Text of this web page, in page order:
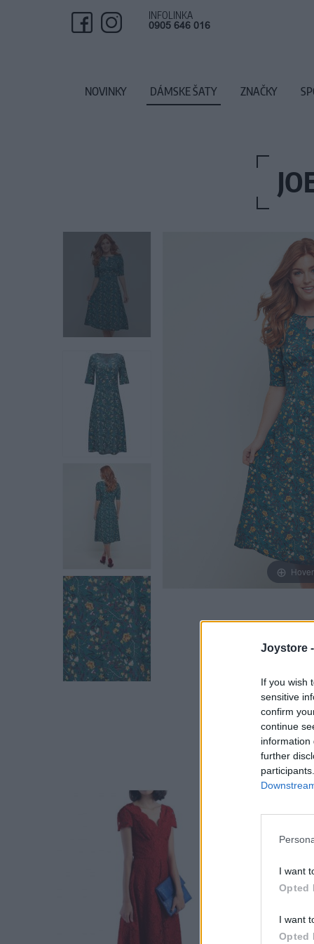
Joystore -
If you wish
sensitive
confirm
continue
information
further
I want
Opted
I want
Opted
INFOLINKA
0905 646 016
NOVINKY DÁMSKE ŠATY ZNAČKY